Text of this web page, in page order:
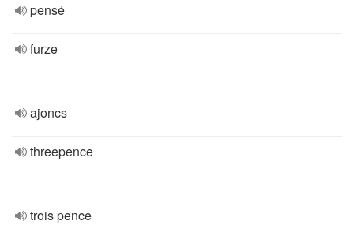
pensé
furze
ajoncs
threepence
trois pence